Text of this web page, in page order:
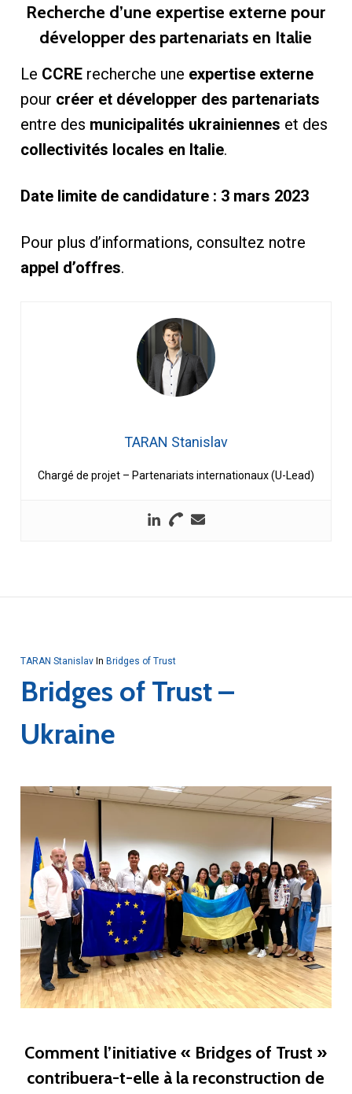
Recherche d’une expertise externe pour
développer des partenariats en Italie
Le CCRErecherche une expertise externe
pour créer et développer des partenariats
entre des municipalités ukrainiennes et des
collectivités locales en Italie.
Date limite de candidature : 3 mars 2023
Pour plus d’informations, consultez notre
appel d’offres.
TARAN Stanislav
Chargé de projet – Partenariats internationaux (U-Lead)
TARAN Stanislav In Bridges of Trust
Bridges of Trust –
Ukraine
Comment l’initiative « Bridges of Trust »
contribuera-t-elle à la reconstruction de